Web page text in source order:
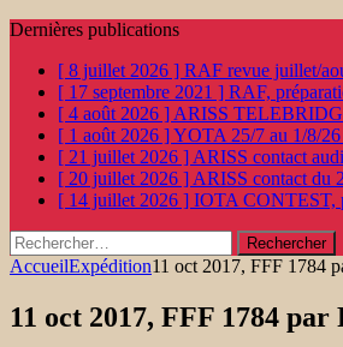
Dernières publications
[ 8 juillet 2026 ] RAF revue juillet/
[ 17 septembre 2021 ] RAF,
[ 4 août 2026 ] ARISS
[ 1 août 2026 ]YOTA 25/7 au 1/8/26
[ 21 juillet 2026 ] ARISS contact
[ 20 juillet 2026 ] ARISS contact du
[ 14 juillet 2026 ] IOTA CONTEST,
Rechercher :
AccueilExpédition11 oct 2017, FFF 1784
11 oct 2017, FFF 1784